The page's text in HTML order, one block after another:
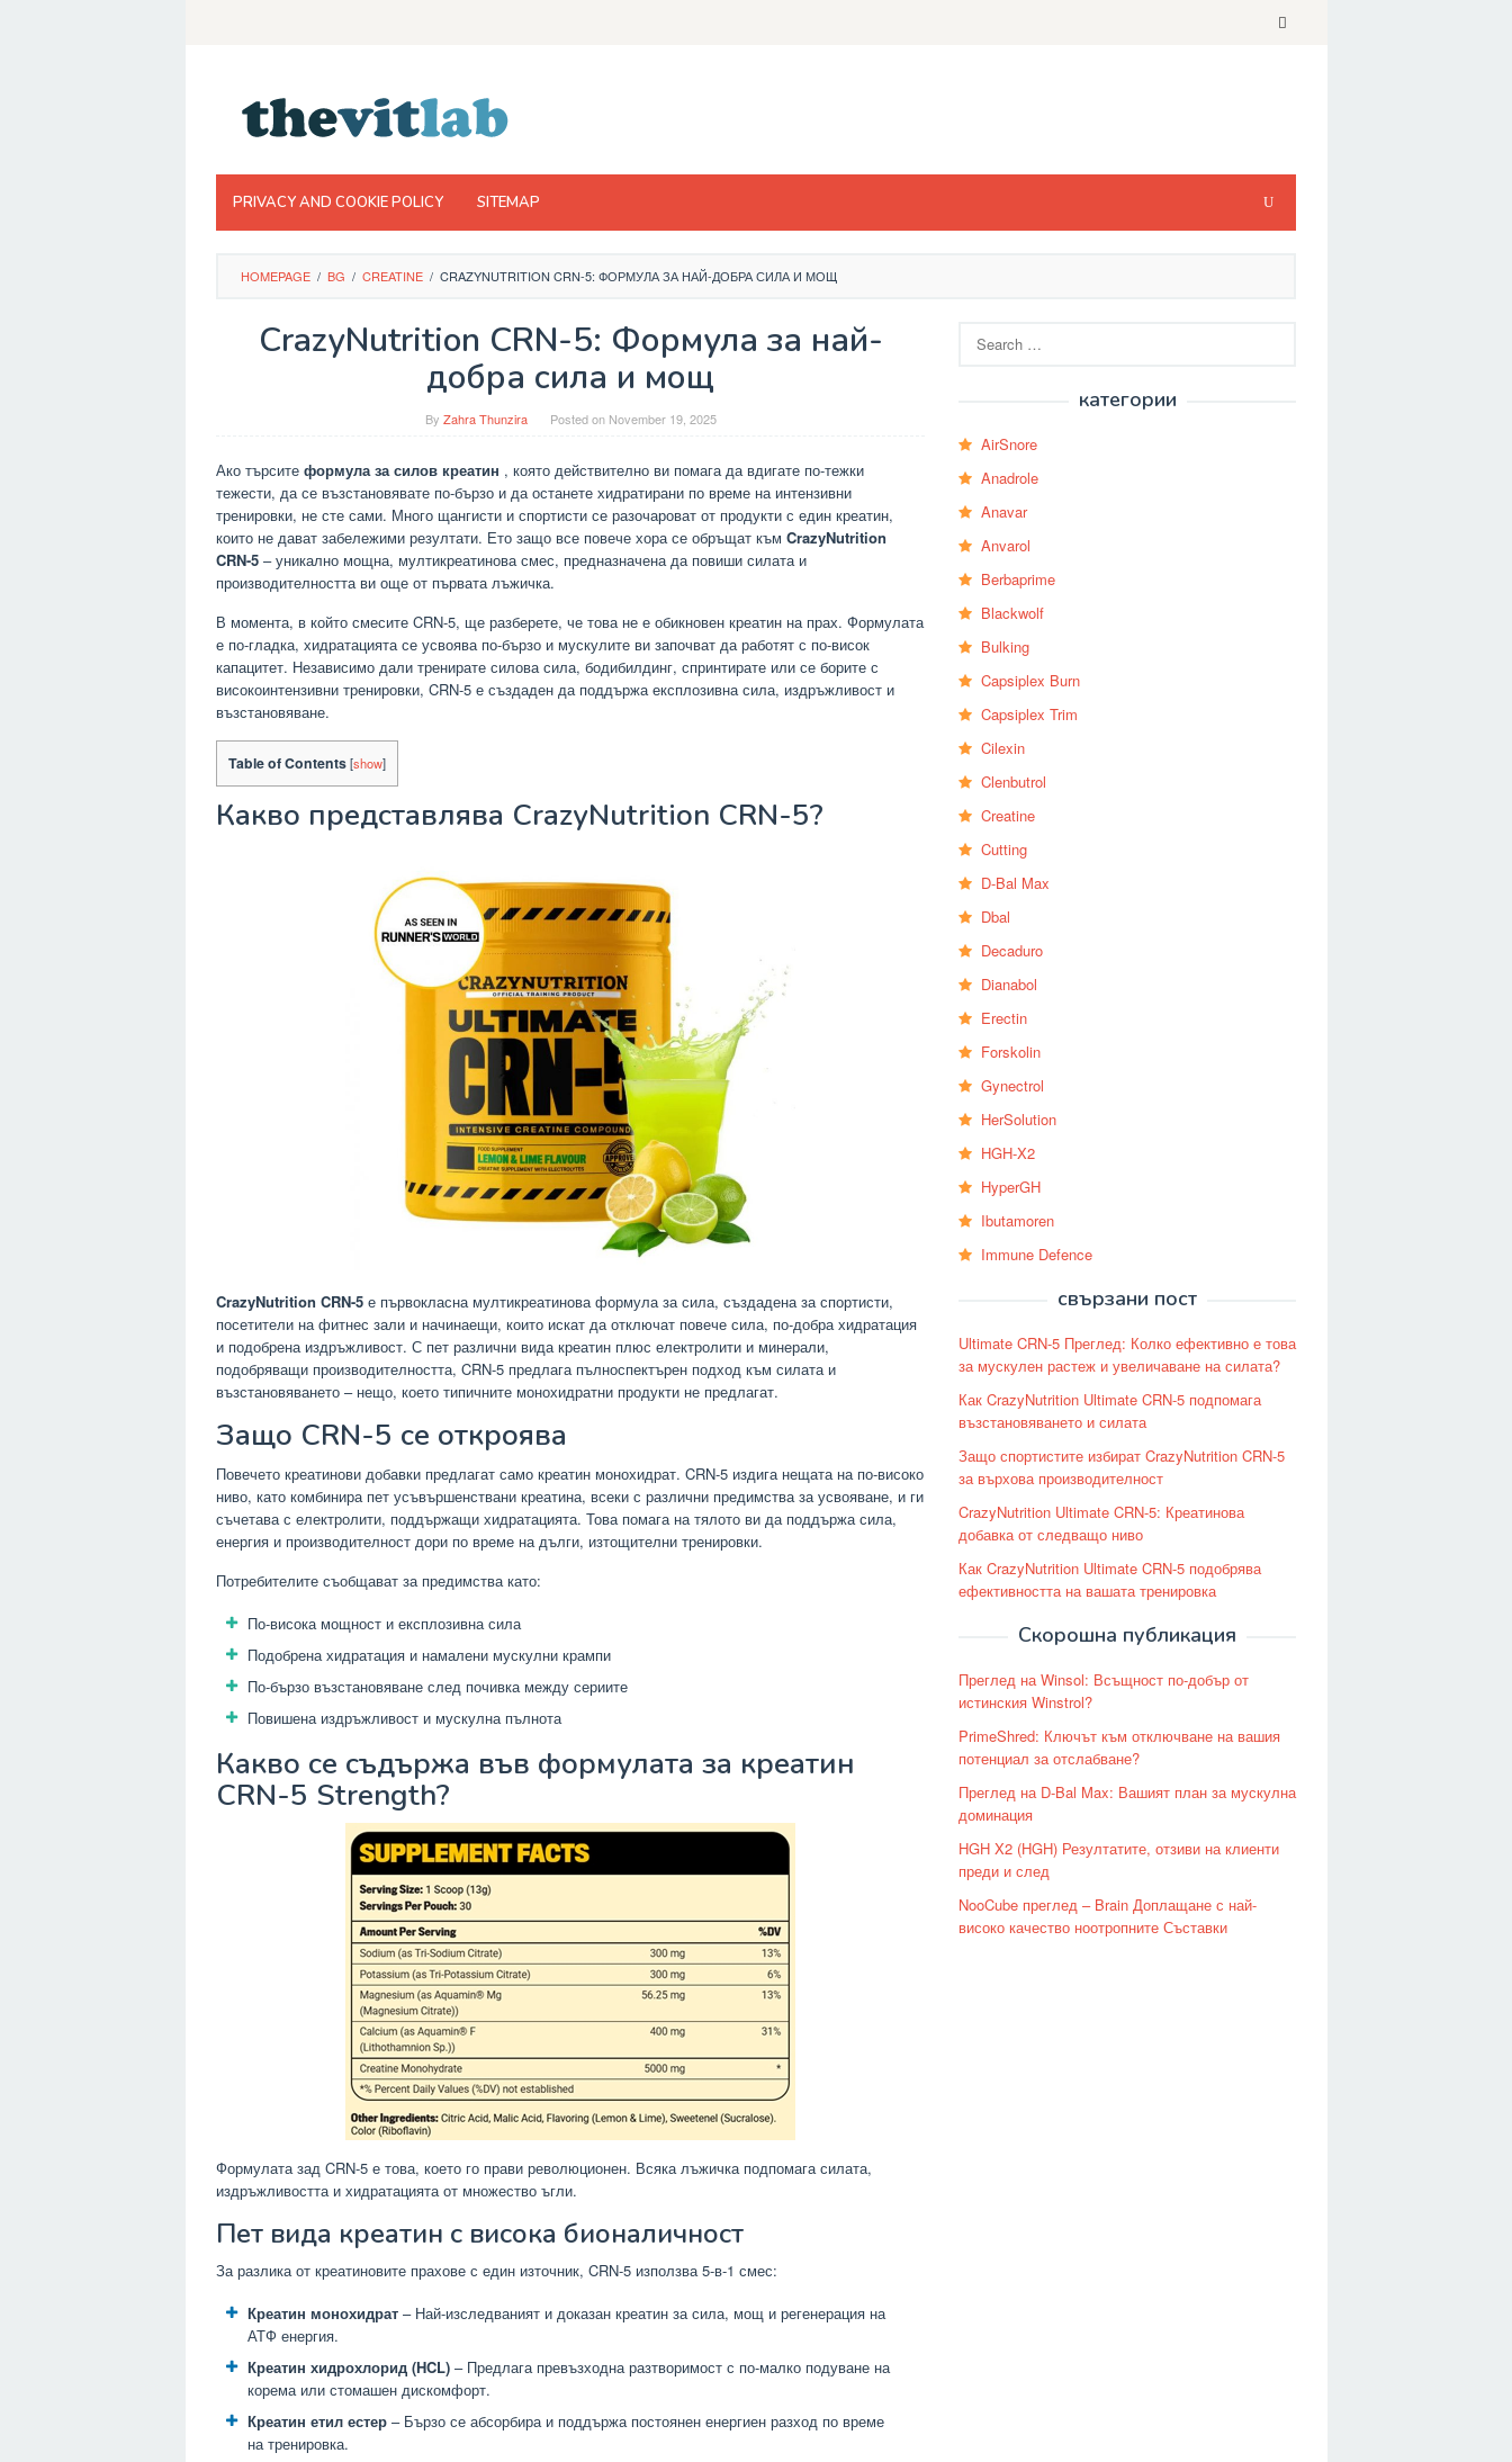
PRIVACY AND COOKIE POLICY SITEMAP
HOMEPAGE / BG / CREATINE / CRAZYNUTRITION CRN-5: ФОРМУЛА ЗА НАЙ-ДОБРА СИЛА И МОЩ
CrazyNutrition CRN-5: Формула за най-
добра сила и мощ
By Zahra Thunzira Posted on November 19, 2025
Ако търсите формула за силов креатин , която действително ви помага да вдигате по-тежки
тежести, да се възстановявате по-бързо и да останете хидратирани по време на интензивни
тренировки, не сте сами. Много щангисти и спортисти се разочароват от продукти с един креатин,
които не дават забележими резултати. Ето защо все повече хора се обръщат към CrazyNutrition
CRN-5 – уникално мощна, мултикреатинова смес, предназначена да повиши силата и
производителността ви още от първата лъжичка.
В момента, в който смесите CRN-5, ще разберете, че това не е обикновен креатин на прах. Формулата
е по-гладка, хидратацията се усвоява по-бързо и мускулите ви започват да работят с по-висок
капацитет. Независимо дали тренирате силова сила, бодибилдинг, спринтирате или се борите с
високоинтензивни тренировки, CRN-5 е създаден да поддържа експлозивна сила, издръжливост и
възстановяване.
Table of Contents[show]
Какво представлява CrazyNutrition CRN-5?
CrazyNutrition CRN-5 е първокласна мултикреатинова формула за сила, създадена за спортисти,
посетители на фитнес зали и начинаещи, които искат да отключат повече сила, по-добра хидратация
и подобрена издръжливост. С пет различни вида креатин плюс електролити и минерали,
подобряващи производителността, CRN-5 предлага пълноспектърен подход към силата и
възстановяването – нещо, което типичните монохидратни продукти не предлагат.
Защо CRN-5 се откроява
Повечето креатинови добавки предлагат само креатин монохидрат. CRN-5 издига нещата на по-високо
ниво, като комбинира пет усъвършенствани креатина, всеки с различни предимства за усвояване, и ги
съчетава с електролити, поддържащи хидратацията. Това помага на тялото ви да поддържа сила,
енергия и производителност дори по време на дълги, изтощителни тренировки.
Потребителите съобщават за предимства като:
По-висока мощност и експлозивна сила
Подобрена хидратация и намалени мускулни крампи
По-бързо възстановяване след почивка между сериите
Повишена издръжливост и мускулна пълнота
Какво се съдържа във формулата за креатин
CRN-5 Strength?
Формулата зад CRN-5 е това, което го прави революционен. Всяка лъжичка подпомага силата,
издръжливостта и хидратацията от множество ъгли.
Пет вида креатин с висока бионаличност
За разлика от креатиновите прахове с един източник, CRN-5 използва 5-в-1 смес:
Креатин монохидрат – Най-изследваният и доказан креатин за сила, мощ и регенерация на
АТФ енергия.
Креатин хидрохлорид (HCL) – Предлага превъзходна разтворимост с по-малко подуване на
корема или стомашен дискомфорт.
Креатин етил естер – Бързо се абсорбира и поддържа постоянен енергиен разход по време
на тренировка.
for:
категории
AirSnore
Anadrole
Anavar
Anvarol
Berbaprime
Blackwolf
Bulking
Capsiplex Burn
Capsiplex Trim
Cilexin
Clenbutrol
Creatine
Cutting
D-Bal Max
Dbal
Decaduro
Dianabol
Erectin
Forskolin
Gynectrol
HerSolution
HGH-X2
HyperGH
Ibutamoren
Immune Defence
свързани пост
Ultimate CRN-5 Преглед: Колко ефективно е това
за мускулен растеж и увеличаване на силата?
Как CrazyNutrition Ultimate CRN-5 подпомага
възстановяването и силата
Защо спортистите избират CrazyNutrition CRN-5
за върхова производителност
CrazyNutrition Ultimate CRN-5: Креатинова
добавка от следващо ниво
Как CrazyNutrition Ultimate CRN-5 подобрява
ефективността на вашата тренировка
Скорошна публикация
Преглед на Winsol: Всъщност по-добър от
истинския Winstrol?
PrimeShred: Ключът към отключване на вашия
потенциал за отслабване?
Преглед на D-Bal Max: Вашият план за мускулна
доминация
HGH X2 (HGH) Резултатите, отзиви на клиенти
преди и след
NooCube преглед – Brain Доплащане с най-
високо качество ноотропните Съставки